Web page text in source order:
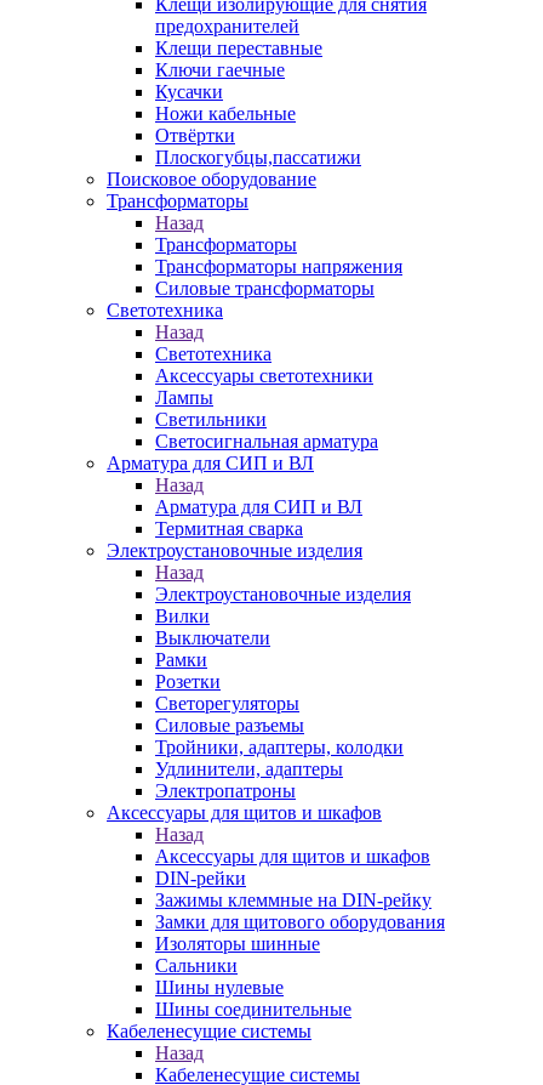
Клещи изолирующие для снятия
предохранителей
Клещи переставные
Ключи гаечные
Кусачки
Ножи кабельные
Отвёртки
Плоскогубцы,пассатижи
Поисковое оборудование
Трансформаторы
Назад
Трансформаторы
Трансформаторы напряжения
Силовые трансформаторы
Светотехника
Назад
Светотехника
Аксессуары светотехники
Лампы
Светильники
Светосигнальная арматура
Арматура для СИП и ВЛ
Назад
Арматура для СИП и ВЛ
Термитная сварка
Электроустановочные изделия
Назад
Электроустановочные изделия
Вилки
Выключатели
Рамки
Розетки
Светорегуляторы
Силовые разъемы
Тройники, адаптеры, колодки
Удлинители, адаптеры
Электропатроны
Аксессуары для щитов и шкафов
Назад
Аксессуары для щитов и шкафов
DIN-рейки
Зажимы клеммные на DIN-рейку
Замки для щитового оборудования
Изоляторы шинные
Сальники
Шины нулевые
Шины соединительные
Кабеленесущие системы
Назад
Кабеленесущие системы